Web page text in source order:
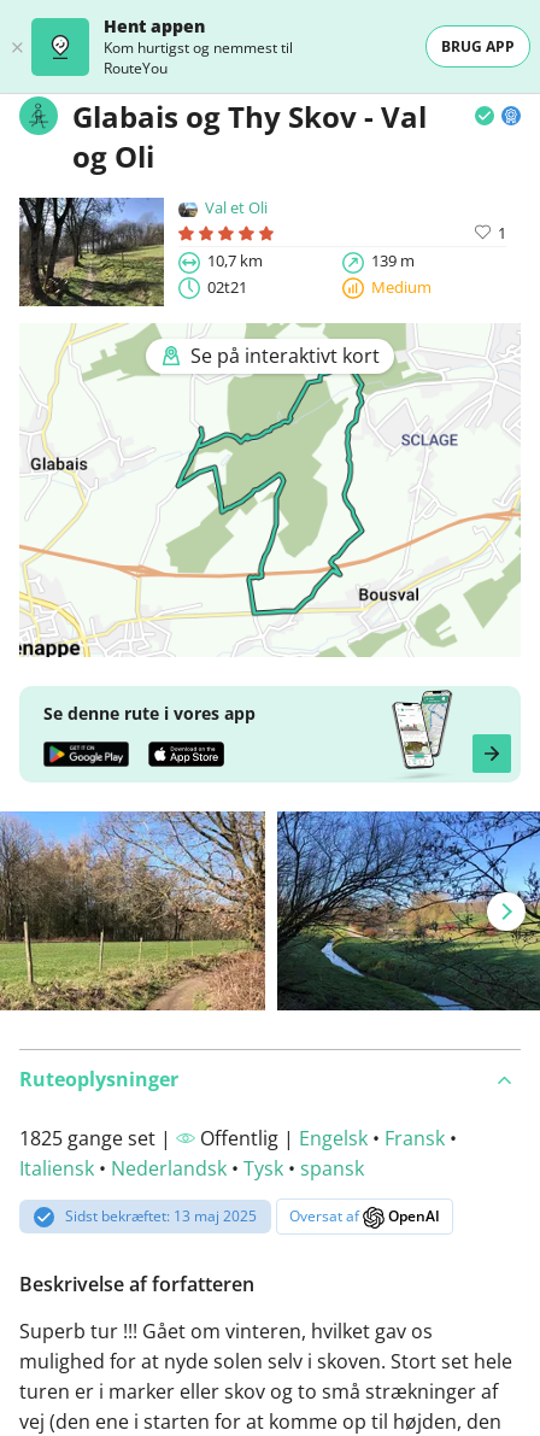
Hent appen
Kom hurtigst og nemmest til
RouteYou
BRUG APP
Glabais og Thy Skov - Val
og Oli
Val et Oli
1
10,7 km
139 m
02t21
Medium
Se på interaktivt kort
Se denne rute i vores app
Ruteoplysninger
1825 gange set | Offentlig | Engelsk • Fransk •
Italiensk • Nederlandsk • Tysk • spansk
Sidst bekræftet: 13 maj 2025 Oversat af OpenAI
Beskrivelse af forfatteren
Superb tur !!! Gået om vinteren, hvilket gav os
mulighed for at nyde solen selv i skoven. Stort set hele
turen er i marker eller skov og to små strækninger af
vej (den ene i starten for at komme op til højden, den